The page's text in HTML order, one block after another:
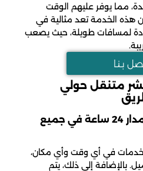
مما يوفر عليهم الوقت
هذه الخدمة تعد مثالية في
لمسافات طويلة، حيث يصعب
بـنـا
متنقل حولي
1. استجابة فورية على مدار 24 ساعة في جميع
في أي وقت وأي مكان،
بالإضافة إلى ذلك، يتم